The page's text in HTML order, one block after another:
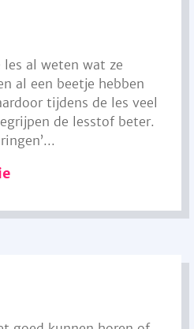
al weten wat ze
al een beetje hebben
tijdens de les veel
de lesstof beter.